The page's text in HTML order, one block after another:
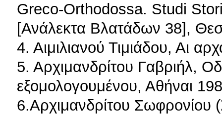
Greco-Orthodossa. Studi
[Ανάλεκτα Βλατάδων 38],
4. Αιμιλιανού Τιμιάδου, Αι
5. Αρχιμανδρίτου Γαβριήλ,
εξομολογουμένου, Αθήναι
6.Αρχιμανδρίτου